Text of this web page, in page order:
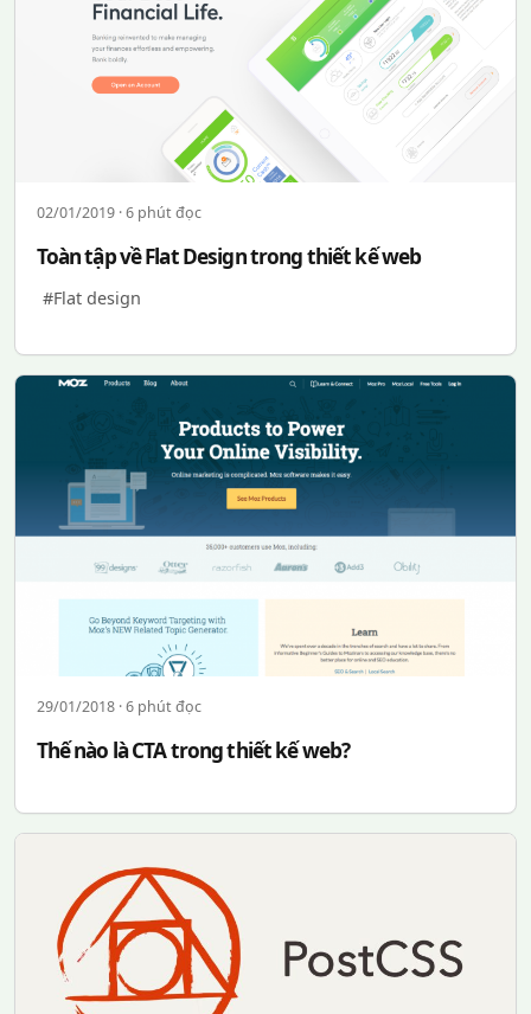
02/01/2019 · 6 phút đọc
Toàn tập về Flat Design trong thiết kế web
#Flat design
29/01/2018 · 6 phút đọc
Thế nào là CTA trong thiết kế web?